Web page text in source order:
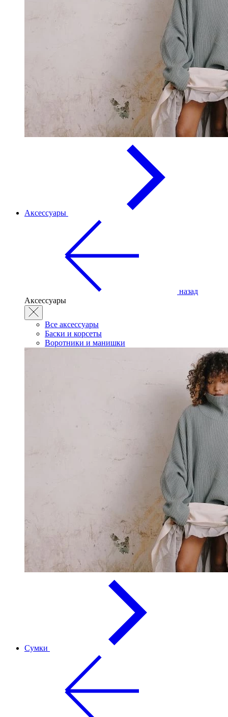
Аксессуары
назад
Аксессуары
Все аксессуары
Баски и корсеты
Воротники и манишки
Сумки